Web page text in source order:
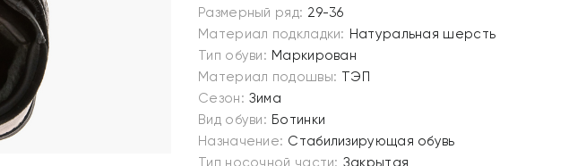
Размерный ряд: 29-36
Материал подкладки: Натуральная шерсть
Тип обуви: Маркирован
Материал подошвы: ТЭП
Сезон: Зима
Вид обуви: Ботинки
Назначение: Стабилизирующая обувь
Тип носочной части: Закрытая